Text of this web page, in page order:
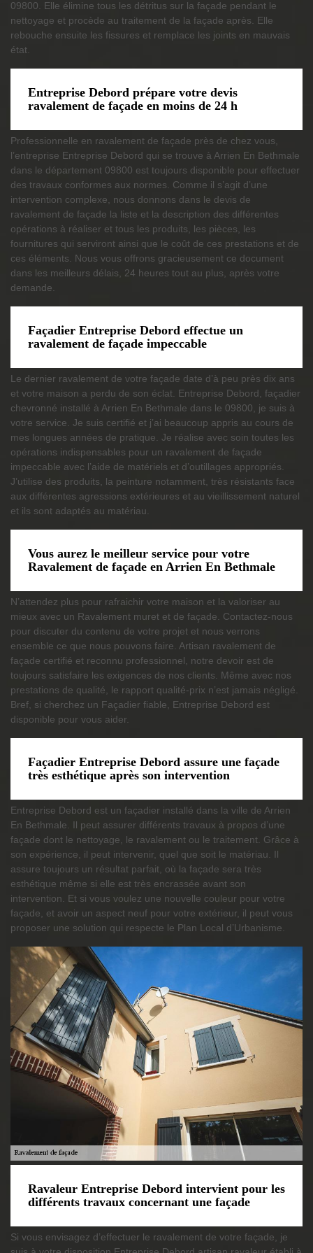
09800. Elle élimine tous les détritus sur la façade pendant le
nettoyage et procède au traitement de la façade après. Elle
rebouche ensuite les fissures et remplace les joints en mauvais
état.
Entreprise Debord prépare votre devis
ravalement de façade en moins de 24 h
Professionnelle en ravalement de façade près de chez vous,
l’entreprise Entreprise Debord qui se trouve à Arrien En Bethmale
dans le département 09800 est toujours disponible pour effectuer
des travaux conformes aux normes. Comme il s’agit d’une
intervention complexe, nous donnons dans le devis de
ravalement de façade la liste et la description des différentes
opérations à réaliser et tous les produits, les pièces, les
fournitures qui serviront ainsi que le coût de ces prestations et de
ces éléments. Nous vous offrons gracieusement ce document
dans les meilleurs délais, 24 heures tout au plus, après votre
demande.
Façadier Entreprise Debord effectue un
ravalement de façade impeccable
Le dernier ravalement de votre façade date d’à peu près dix ans
et votre maison a perdu de son éclat. Entreprise Debord, façadier
chevronné installé à Arrien En Bethmale dans le 09800, je suis à
votre service. Je suis certifié et j’ai beaucoup appris au cours de
mes longues années de pratique. Je réalise avec soin toutes les
opérations indispensables pour un ravalement de façade
impeccable avec l’aide de matériels et d’outillages appropriés.
J’utilise des produits, la peinture notamment, très résistants face
aux différentes agressions extérieures et au vieillissement naturel
et ils sont adaptés au matériau.
Vous aurez le meilleur service pour votre
Ravalement de façade en Arrien En Bethmale
N’attendez plus pour rafraichir votre maison et la valoriser au
mieux avec un Ravalement muret et de façade. Contactez-nous
pour discuter du contenu de votre projet et nous verrons
ensemble ce que nous pouvons faire. Artisan ravalement de
façade certifié et reconnu professionnel, notre devoir est de
toujours satisfaire les exigences de nos clients. Même avec nos
prestations de qualité, le rapport qualité-prix n’est jamais négligé.
Bref, si cherchez un Façadier fiable, Entreprise Debord est
disponible pour vous aider.
Façadier Entreprise Debord assure une façade
très esthétique après son intervention
Entreprise Debord est un façadier installé dans la ville de Arrien
En Bethmale. Il peut assurer différents travaux à propos d’une
façade dont le nettoyage, le ravalement ou le traitement. Grâce à
son expérience, il peut intervenir, quel que soit le matériau. Il
assure toujours un résultat parfait, où la façade sera très
esthétique même si elle est très encrassée avant son
intervention. Et si vous voulez une nouvelle couleur pour votre
façade, et avoir un aspect neuf pour votre extérieur, il peut vous
proposer une solution qui respecte le Plan Local d’Urbanisme.
Ravaleur Entreprise Debord intervient pour les
différents travaux concernant une façade
Si vous envisagez d’effectuer le ravalement de votre façade, je